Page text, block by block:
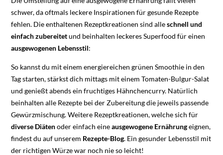
schwer, da oftmals leckere Inspirationen für gesunde Rezepte
fehlen. Die enthaltenen Rezeptkreationen sind alleschnell und
einfach zubereitetund beinhalten leckeres Superfood für einen
ausgewogenen Lebensstil:
So kannst du mit einem energiereichen grünen Smoothie in den
Tag starten, stärkst dich mittags mit einem Tomaten-Bulgur-Salat
und genießt abends ein fruchtiges Hähnchencurry. Natürlich
beinhalten alle Rezepte bei der Zubereitung die jeweils passende
Gewürzmischung. Weitere Rezeptkreationen, welche sich für
diverse Diätenoder einfach eineausgewogene Ernährungeignen,
findest du auf unserem Rezepte-Blog. Ein gesunder Lebensstil mit
der richtigen Würze war noch nie so leicht!